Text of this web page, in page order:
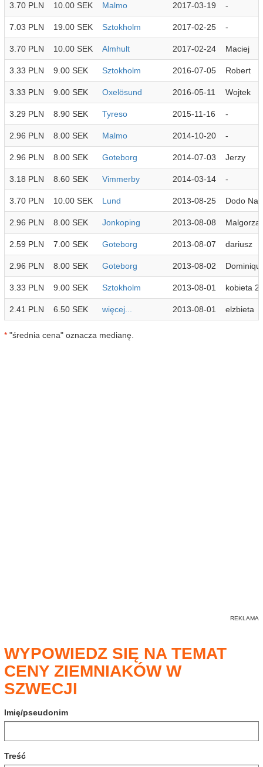
3.70 PLN 10.00 SEK Malmo 2017-03-19 -
7.03 PLN 19.00 SEK Sztokholm 2017-02-25 -
3.70 PLN 10.00 SEK Almhult 2017-02-24 Maciej
3.33 PLN 9.00 SEK Sztokholm 2016-07-05 Robert
3.33 PLN 9.00 SEK Oxelösund 2016-05-11 Wojtek
3.29 PLN 8.90 SEK Tyreso 2015-11-16 -
2.96 PLN 8.00 SEK Malmo 2014-10-20 -
2.96 PLN 8.00 SEK Goteborg 2014-07-03 Jerzy
3.18 PLN 8.60 SEK Vimmerby 2014-03-14 -
3.70 PLN 10.00 SEK Lund 2013-08-25 Dodo
2.96 PLN 8.00 SEK Jonkoping 2013-08-08
2.59 PLN 7.00 SEK Goteborg 2013-08-07 dariusz
2.96 PLN 8.00 SEK Goteborg 2013-08-02
3.33 PLN 9.00 SEK Sztokholm 2013-08-01 kobieta
2.41 PLN 6.50 SEK więcej... 2013-08-01 elzbieta
* "średnia cena" oznacza medianę.
WYPOWIEDZ SIĘ NA TEMAT
CENY ZIEMNIAKÓW W
SZWECJI
Imię/pseudonim
Treść